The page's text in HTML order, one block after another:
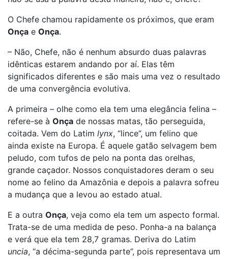
O Chefe chamou rapidamente os próximos, que eram
Onça e Onça.
– Não, Chefe, não é nenhum absurdo duas palavras
idênticas estarem andando por aí. Elas têm
significados diferentes e são mais uma vez o resultado
de uma convergência evolutiva.
A primeira – olhe como ela tem uma elegância felina –
refere-se à Onça de nossas matas, tão perseguida,
coitada. Vem do Latim lynx, “lince”, um felino que
ainda existe na Europa. É aquele gatão selvagem bem
peludo, com tufos de pelo na ponta das orelhas,
grande caçador. Nossos conquistadores deram o seu
nome ao felino da Amazônia e depois a palavra sofreu
a mudança que a levou ao estado atual.
E a outra Onça, veja como ela tem um aspecto formal.
Trata-se de uma medida de peso. Ponha-a na balança
e verá que ela tem 28,7 gramas. Deriva do Latim
uncia, “a décima-segunda parte”, pois representava um